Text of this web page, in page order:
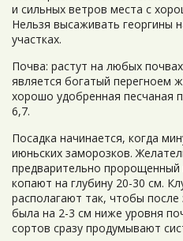
и сильных ветров места с
Нельзя высаживать георгины
участках.
Почва: растут на любых
является богатый перегноем
хорошо удобренная песчаная
6,7.
Посадка начинается, когда
июньских заморозков.
предварительно
копают на глубину 20-30 см.
располагают так, чтобы
была на 2-3 см ниже уровня
сортов сразу продумывают